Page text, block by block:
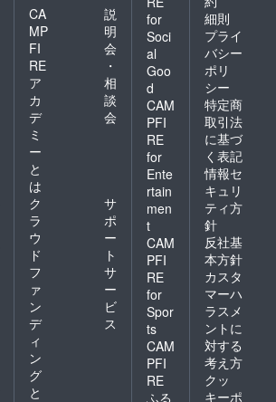
CA
MP
FI
RE
ア
カ
デ
ミ
ー
と
は
説
明
会
・
相
談
会
ク
ラ
ウ
ド
フ
ァ
ン
デ
ィ
ン
グ
と
サ
ポ
ー
ト
サ
ー
ビ
ス
for
Soci
al
Goo
d
CAM
PFI
RE
for
Ente
rtain
men
t
CAM
PFI
RE
for
Spor
ts
CAM
PFI
RE
ふる
細則
プライ
バシー
ポリ
シー
特定商
取引法
に基づ
く表記
情報セ
キュリ
ティ方
針
反社基
本方針
カスタ
マーハ
ラスメ
ントに
対する
考え方
クッ
キーポ